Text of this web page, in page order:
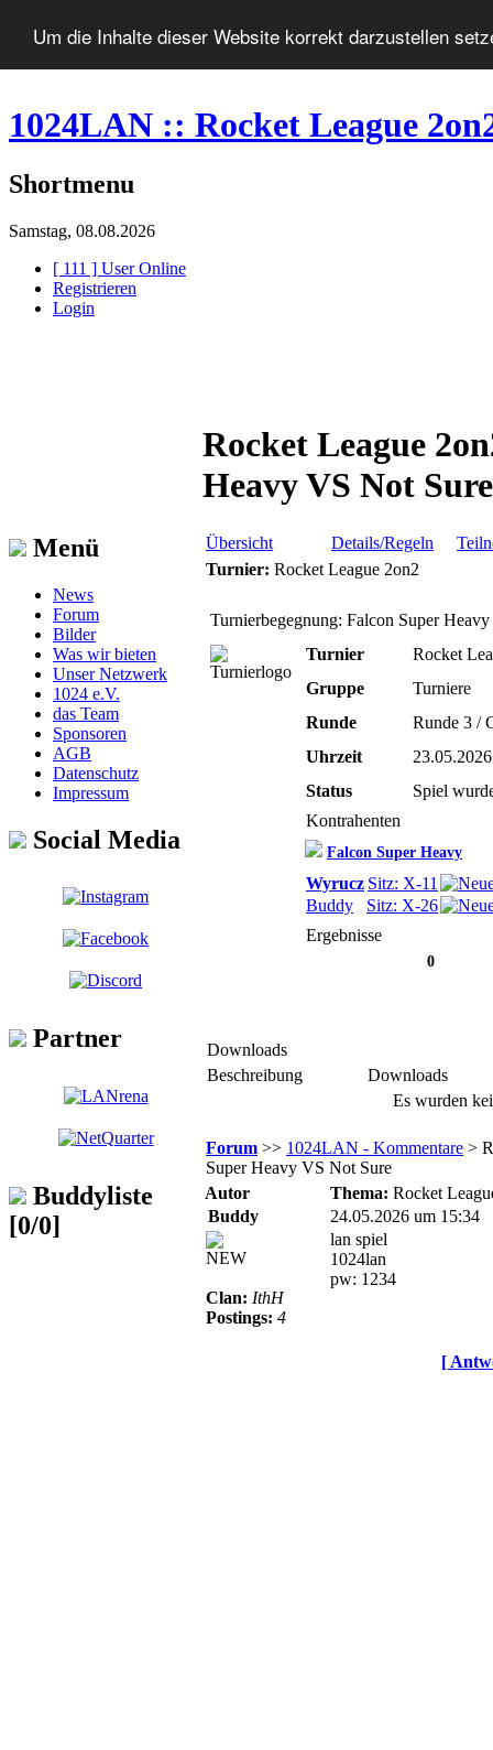
Um die Inhalte dieser Website korrekt darzustellen
1024LAN :: Rocket League
Shortmenu
Samstag, 08.08.2026
[ 111 ] User Online
Registrieren
Login
Menü
News
Forum
Bilder
Was wir bieten
Unser Netzwerk
1024 e.V.
das Team
Sponsoren
AGB
Datenschutz
Impressum
Social Media
Partner
Buddyliste
[0/0]
Rocket League
Heavy VS Not Sure
Übersicht Details/Regeln
Turnier: Rocket League 2on2
Turnierbegegnung: Falcon Super
Turnier
Rocket
Gruppe
Turniere
Runde
Runde 3 /
Uhrzeit
Status
Spiel
Kontrahenten
Falcon Super Heavy
Wyrucz Sitz: X-11
Buddy
Sitz: X-26
Ergebnisse
0
Downloads
Beschreibung
Downloads
Es wurden
Forum >> 1024LAN - Kommentare >
Super Heavy VS Not Sure
Autor
Thema: Rocket
Buddy
24.05.2026 um 15:34
NEW
Clan: IthH
Postings: 4
lan spiel
1024lan
pw: 1234
[